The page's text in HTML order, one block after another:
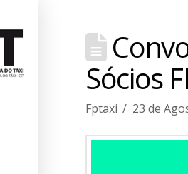
Sócios
Fptaxi 23 de